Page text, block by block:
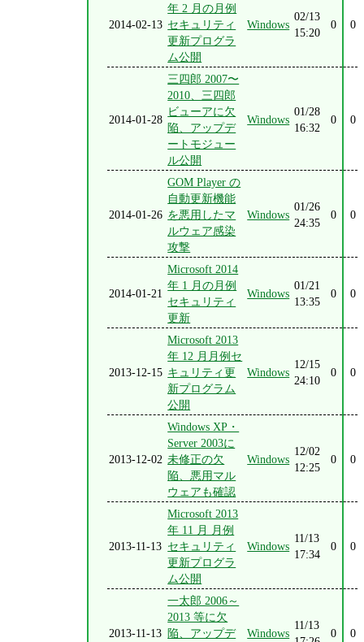
2014-02-13
年 2 月の月例
セキュリティ
更新プログラ
ム公開
Windows
02/13
15:20
0 0
2014-01-28
三四郎 2007〜
2010、三四郎
ビューアに欠
陥、アップデ
ートモジュー
ル公開
Windows
01/28
16:32
0 0
2014-01-26
GOM Player の
自動更新機能
を悪用したマ
ルウェア感染
攻撃
Windows
01/26
24:35
0 0
2014-01-21
Microsoft 2014
年 1 月の月例
セキュリティ
更新
Windows
01/21
13:35
0 0
2013-12-15
Microsoft 2013
年 12 月月例セ
キュリティ更
新プログラム
公開
Windows
12/15
24:10
0 0
2013-12-02
Windows XP・
Server 2003に
未修正の欠
陥、悪用マル
ウェアも確認
Windows
12/02
12:25
0 0
2013-11-13
Microsoft 2013
年 11 月 月例
セキュリティ
更新プログラ
ム公開
Windows
11/13
17:34
0 0
2013-11-13
一太郎 2006～
2013 等に欠
陥、アップデ
Windows
11/13
0 0